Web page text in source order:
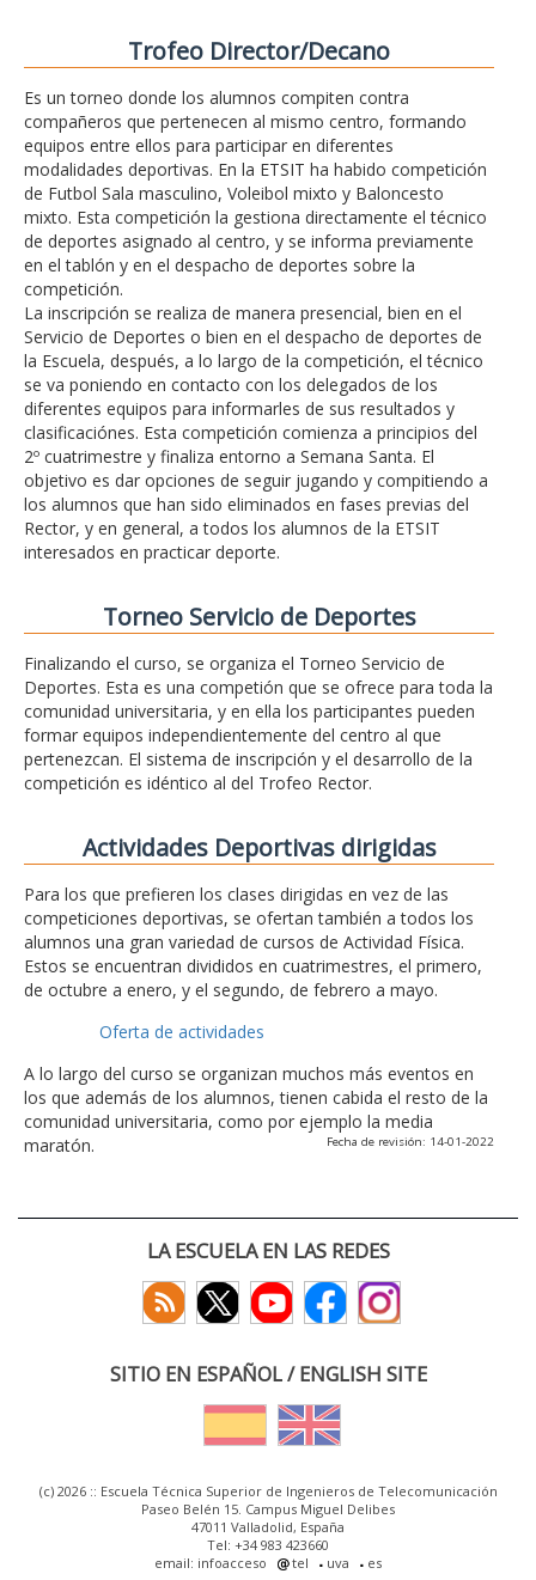
Trofeo Director/Decano
Es un torneo donde los alumnos compiten contra
compañeros que pertenecen al mismo centro, formando
equipos entre ellos para participar en diferentes
modalidades deportivas. En la ETSIT ha habido competición
de Futbol Sala masculino, Voleibol mixto y Baloncesto
mixto. Esta competición la gestiona directamente el técnico
de deportes asignado al centro, y se informa previamente
en el tablón y en el despacho de deportes sobre la
competición.
La inscripción se realiza de manera presencial, bien en el
Servicio de Deportes o bien en el despacho de deportes de
la Escuela, después, a lo largo de la competición, el técnico
se va poniendo en contacto con los delegados de los
diferentes equipos para informarles de sus resultados y
clasificaciónes. Esta competición comienza a principios del
2º cuatrimestre y finaliza entorno a Semana Santa. El
objetivo es dar opciones de seguir jugando y compitiendo a
los alumnos que han sido eliminados en fases previas del
Rector, y en general, a todos los alumnos de la ETSIT
interesados en practicar deporte.
Torneo Servicio de Deportes
Finalizando el curso, se organiza el Torneo Servicio de
Deportes. Esta es una competión que se ofrece para toda la
comunidad universitaria, y en ella los participantes pueden
formar equipos independientemente del centro al que
pertenezcan. El sistema de inscripción y el desarrollo de la
competición es idéntico al del Trofeo Rector.
Actividades Deportivas dirigidas
Para los que prefieren los clases dirigidas en vez de las
competiciones deportivas, se ofertan también a todos los
alumnos una gran variedad de cursos de Actividad Física.
Estos se encuentran divididos en cuatrimestres, el primero,
de octubre a enero, y el segundo, de febrero a mayo.
Oferta de actividades
A lo largo del curso se organizan muchos más eventos en
los que además de los alumnos, tienen cabida el resto de la
comunidad universitaria, como por ejemplo la media
maratón.
Fecha de revisión: 14-01-2022
LA ESCUELA EN LAS REDES
SITIO EN ESPAÑOL / ENGLISH SITE
(c) 2026 :: Escuela Técnica Superior de Ingenieros de Telecomunicación
Paseo Belén 15. Campus Miguel Delibes
47011 Valladolid, España
Tel: +34 983 423660
email: infoacceso
tel uva es